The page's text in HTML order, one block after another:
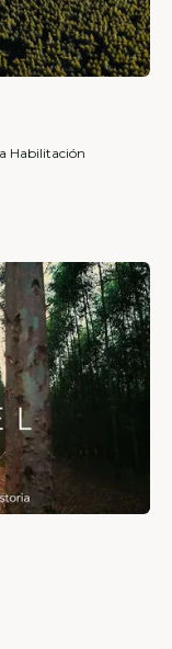
Habilitación